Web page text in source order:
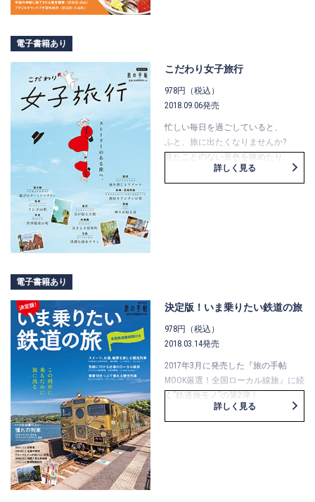
電子書籍あり
こだわり女子旅行
978円（税込）
2018.09.06発売
忙しい毎日を過ごしていると、
ふと、旅に出たくなりませんか?
見たことのない景色を眺めたり、
土地ならではのおいしい料理を味わ
ったり、
映画がはじまる前のワクワク感に、
そんな〝物語〞をより深く楽しむた
め、
この本では、表情豊かな19の町を集
めました。
さあ、ストーリーのある旅に出かけ
ましょう！
詳しく見る
電子書籍あり
決定版！いま乗りたい鉄道の旅
978円（税込）
2018.03.14発売
2017年3月に発売した『旅の手帖
MOOK厳選！全国ローカル線旅』に続
く”鉄道旅モノ”の第2弾！
豪華クルーズトレインや絶景・美味
を満喫できる観光列車など、今や旅
詳しく見る